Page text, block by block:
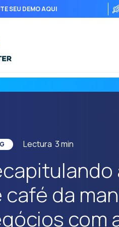
SEU DEMO AQUI
Lectura 3min
café da
com